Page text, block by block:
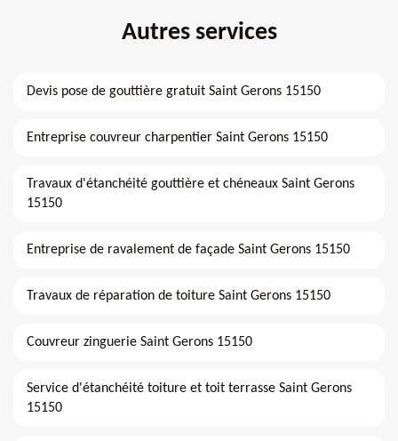
Autres services
Devis pose de gouttière gratuit Saint Gerons 15150
Entreprise couvreur charpentier Saint Gerons 15150
Travaux d'étanchéité gouttière et chéneaux Saint Gerons
15150
Entreprise de ravalement de façade Saint Gerons 15150
Travaux de réparation de toiture Saint Gerons 15150
Couvreur zinguerie Saint Gerons 15150
Service d'étanchéité toiture et toit terrasse Saint Gerons
15150